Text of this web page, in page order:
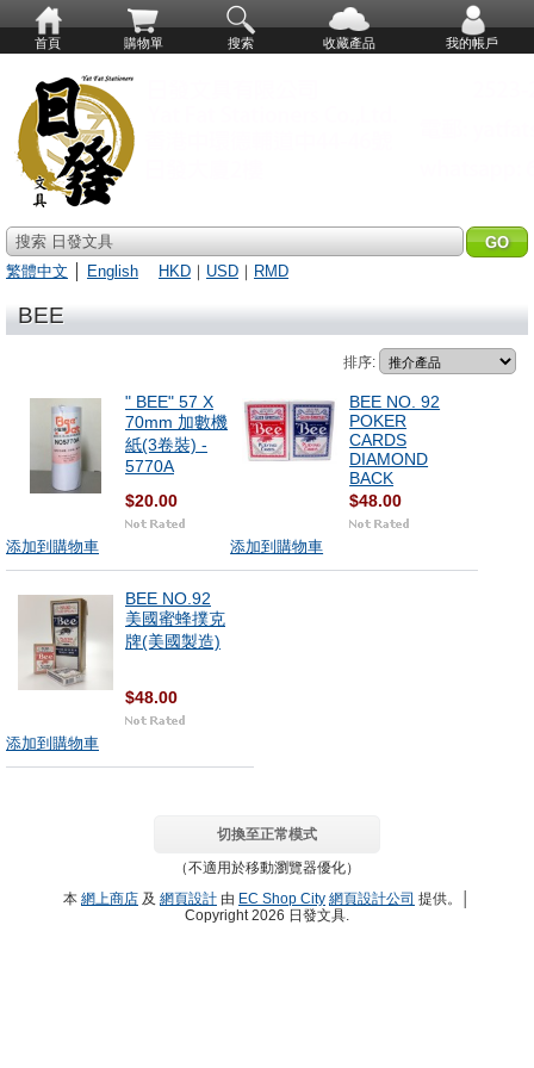
首頁 購物單 搜索 收藏產品 我的帳戶
搜索 日發文具
繁體中文
English HKD ｜ USD ｜ RMD
BEE
排序:
" BEE" 57 X
70mm 加數機
紙(3卷裝) -
5770A
$20.00
添加到購物車
BEE NO. 92
POKER
CARDS
DIAMOND
BACK
$48.00
添加到購物車
BEE NO.92
美國蜜蜂撲克
牌(美國製造)
$48.00
添加到購物車
切換至正常模式
（不適用於移動瀏覽器優化）
本 網上商店 及 網頁設計 由 EC Shop City 網頁設計公司 提供。│
Copyright 2026 日發文具.